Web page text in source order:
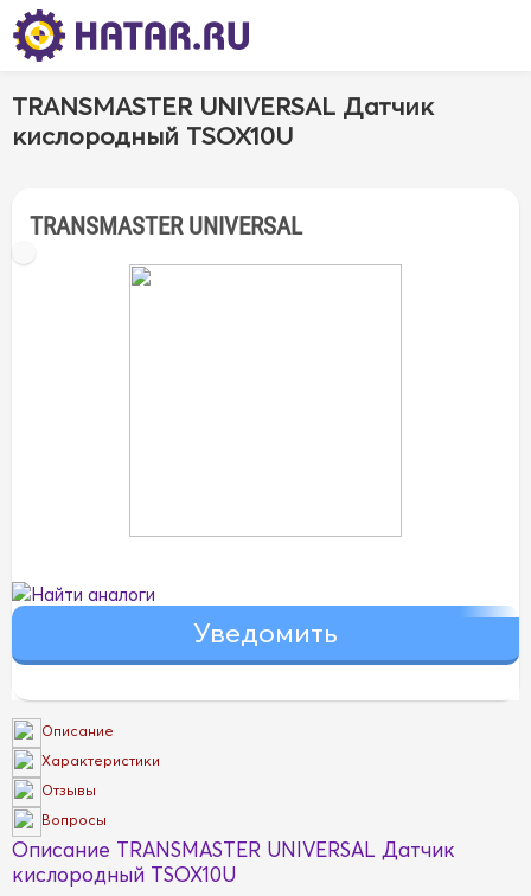
TRANSMASTER UNIVERSAL Датчик
кислородный TSOX10U
TRANSMASTER UNIVERSAL
Найти аналоги
Описание
Характеристики
Отзывы
Вопросы
Описание TRANSMASTER UNIVERSAL Датчик
кислородный TSOX10U